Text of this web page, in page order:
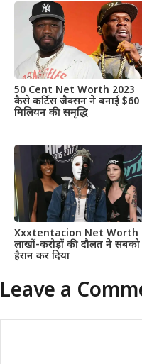
50 Cent Net Worth 2023
कैसे कर्टिस जैक्सन ने बनाई $60
मिलियन की समृद्धि
Xxxtentacion Net Worth
लाखों-करोड़ों की दौलत ने सबको
हैरान कर दिया
Leave a